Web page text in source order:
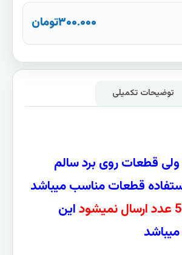
۳۰۰.۰۰۰تومان
توضیحات تکمیلی
قطعات روی برد سالم
قطعات مناسب میباشد
این